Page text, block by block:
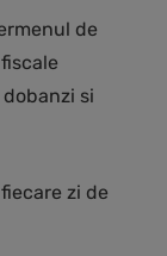
de
si
zi de